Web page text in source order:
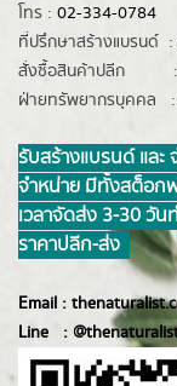
โทร : 02-334-0784
ที่ปรึกษาสร้างแบรนด์ :
สั่งซื้อสินค้าปลีก :
ฝ่ายทรัพยากรบุคคล :
รับสร้างแบรนด์ แล
จำหน่าย มีทั้งสต็อก
เวลาจัดส่ง 3-30 วั
ราคาปลีก-ส่ง
Email :
Line : @thenatur